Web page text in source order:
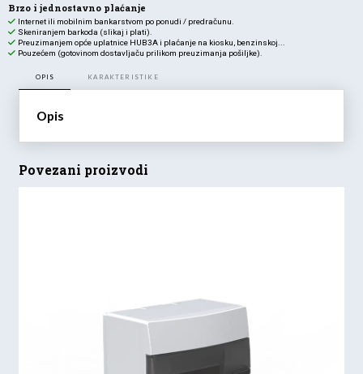
Brzo i jednostavno plaćanje
Internet ili mobilnim bankarstvom po ponudi / predračunu.
Skeniranjem barkoda (slikaj i plati).
Preuzimanjem opće uplatnice HUB3A i plaćanje na kiosku, benzinskoj...
Pouzećem (gotovinom dostavljaču prilikom preuzimanja pošiljke).
OPIS KARAKTERISTIKE
Opis
Povezani proizvodi